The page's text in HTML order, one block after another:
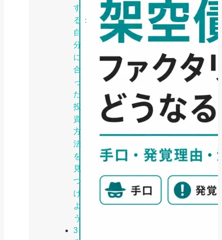
す
る：
自
分
に
合
っ
た
投
資
方
法
を
見
つ
け
よ
う
3.